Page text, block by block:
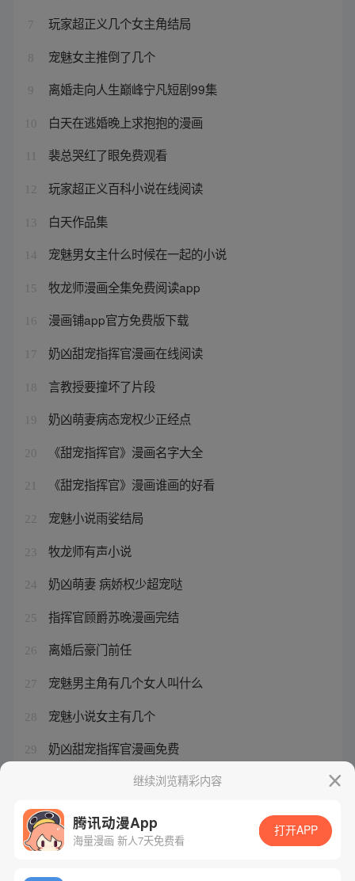
7 玩家超正义几个女主角结局
8 宠魅女主推倒了几个
9 离婚走向人生巅峰宁凡短剧99集
10 白天在逃婚晚上求抱抱的漫画
裴总哭红了眼免费观看
12 玩家超正义百科小说在线阅读
13 白天作品集
14 宠魅男女主什么时候在一起的小说
15 牧龙师漫画全集免费阅读app
16 漫画铺app官方免费版下载
17 奶凶甜宠指挥官漫画在线阅读
18 言教授要撞坏了片段
19 奶凶萌妻病态宠权少正经点
20 《甜宠指挥官》漫画名字大全
21 《甜宠指挥官》漫画谁画的好看
22 宠魅小说雨娑结局
23 牧龙师有声小说
24 奶凶萌妻 病娇权少超宠哒
25 指挥官顾爵苏晚漫画完结
26 离婚后豪门前任
27 宠魅男主角有几个女人叫什么
28 宠魅小说女主有几个
29 奶凶甜宠指挥官漫画免费
离婚后前夫后悔了by芈酒
继续浏览精彩内容
腾讯动漫App
海量漫画 新人7天免费看
打开APP